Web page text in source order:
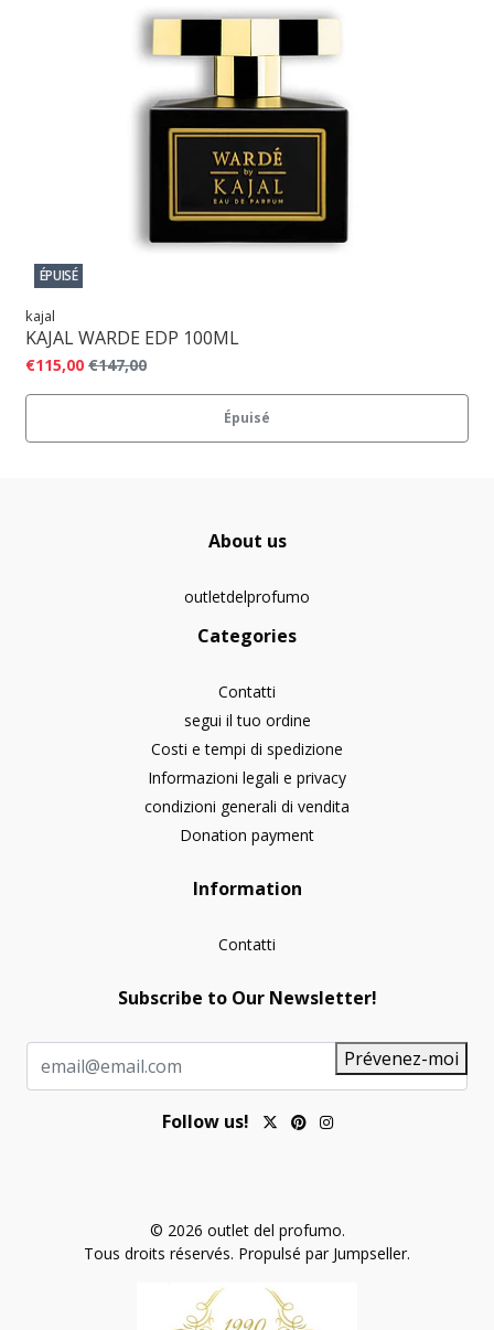
ÉPUISÉ
kajal
KAJAL WARDE EDP 100ML
€115,00 €147,00
Épuisé
About us
outletdelprofumo
Categories
Contatti
segui il tuo ordine
Costi e tempi di spedizione
Informazioni legali e privacy
condizioni generali di vendita
Donation payment
Information
Contatti
Subscribe to Our Newsletter!
Prévenez-moi
Follow us!
© 2026 outlet del profumo.
Tous droits réservés. Propulsé par Jumpseller.